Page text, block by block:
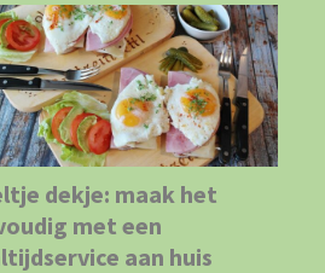
dekje: maak het
met een
aan huis